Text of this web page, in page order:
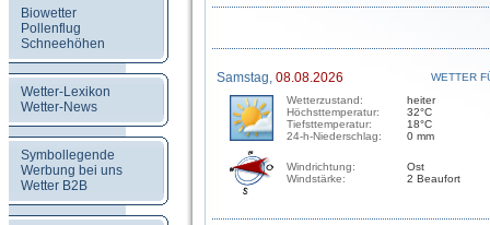
Biowetter
Pollenflug
Schneehöhen
Wetter-Lexikon
Wetter-News
Symbollegende
Werbung bei uns
Wetter B2B
Samstag, 08.08.2026
WETTER
Wetterzustand:
Höchsttemperatur:
Tiefsttemperatur:
24-h-Niederschlag:
heiter
32°C
18°C
0 mm
Windrichtung:
Windstärke:
Ost
2 Beaufort